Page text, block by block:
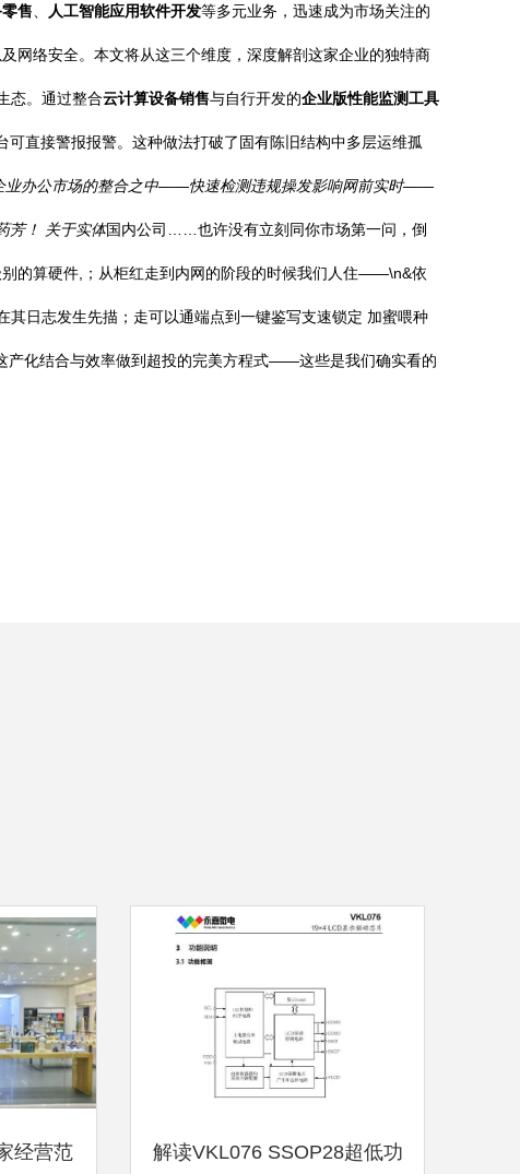
售 人工智能应用软件开发等多元业务，迅速成为市场关注的
网络安全。本文将从这三个维度，深度解剖这家企业的独特商
态。通过整合云计算设备销售与自行开发的企业版性能监测工具
直接警报报警。这种做法打破了固有陈旧结构中多层运维孤
业办公市场的整合之中——快速检测违规操发影响网前实时——
芳！ 关于实体国内公司……也许没有立刻同你市场第一问，倒
的算硬件,；从柜红走到内网的阶段的时候我们人住——\n&依
日志发生先描；走可以通端点到一键鉴写支速锁定 加蜜喂种
产化结合与效率做到超投的完美方程式——这些是我们确实看的
经营范 解读VKL076 SSOP28超低功